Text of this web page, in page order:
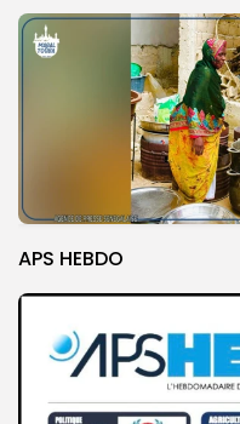
APS HEBDO